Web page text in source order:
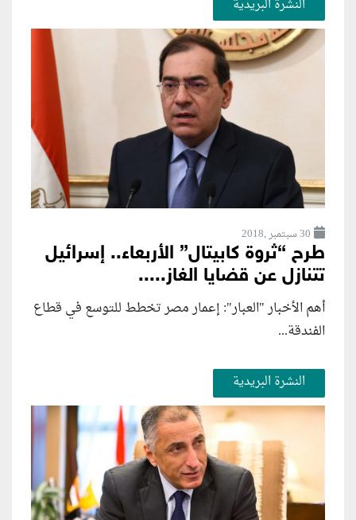
النشرة البريدية
30 سبتمبر ,2018
طرح “ثروة كابيتال” الأربعاء.. إسرائيل
تتنازل عن قضايا الغاز.....
أهم الأخبار "العبار": إعمار مصر تخطط للتوسع في قطاع
الفندقة...
النشرة البريدية